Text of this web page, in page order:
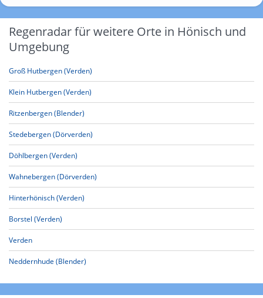
Regenradar für weitere Orte in Hönisch und
Umgebung
Groß Hutbergen (Verden)
Klein Hutbergen (Verden)
Ritzenbergen (Blender)
Stedebergen (Dörverden)
Döhlbergen (Verden)
Wahnebergen (Dörverden)
Hinterhönisch (Verden)
Borstel (Verden)
Verden
Neddernhude (Blender)